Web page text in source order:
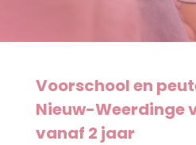
Voorschool en
Nieuw-Weerdinge
vanaf 2 jaar